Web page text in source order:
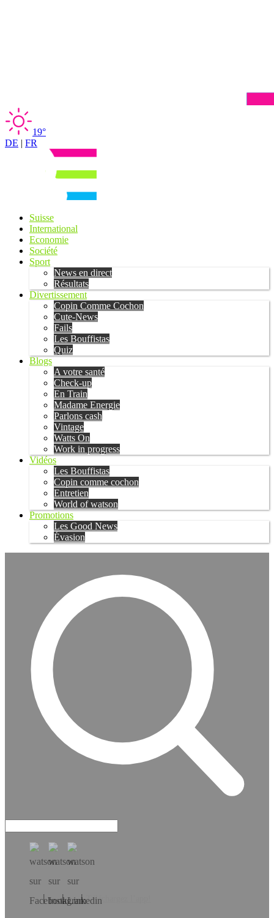
19°
DE | FR
Suisse
International
Economie
Société
Sport
News en direct
Résultats
Divertissement
Copin Comme Cochon
Cute-News
Fails
Les Bouffistas
Quiz
Blogs
A votre santé
Check-up
En Train
Madame Energie
Parlons cash
Vintage
Watts On
Work in progress
Vidéos
Les Bouffistas
Copin comme cochon
Entretien
World of watson
Promotions
Les Good News
Évasion
Téléchargez l’app!